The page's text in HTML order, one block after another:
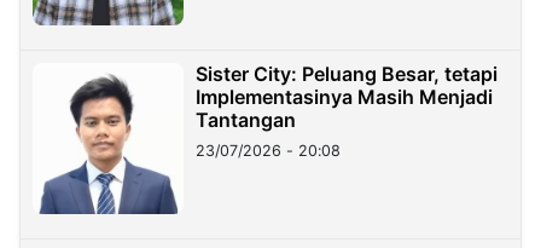
Sister City: Peluang Besar, tetapi
Implementasinya Masih Menjadi
Tantangan
23/07/2026 - 20:08